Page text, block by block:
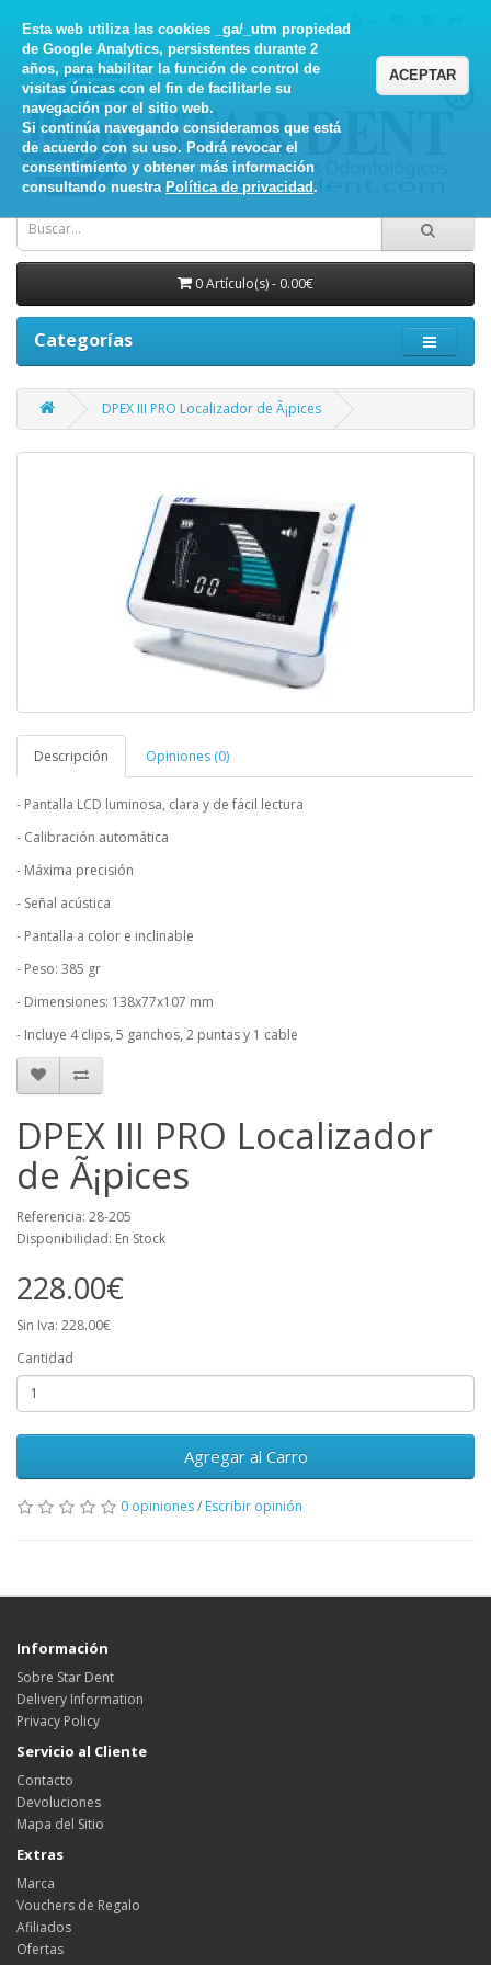
Esta web utiliza las cookies _ga/_utm propiedad
de Google Analytics, persistentes durante 2
años, para habilitar la función de control de
visitas únicas con el fin de facilitarle su
navegación por el sitio web.
Si continúa navegando consideramos que está
de acuerdo con su uso. Podrá revocar el
consentimiento y obtener más información
consultando nuestra Política de privacidad.
ACEPTAR
0 Artículo(s) - 0.00€
Categorías
DPEX III PRO Localizador de Ã¡pices
Descripción Opiniones (0)
- Pantalla LCD luminosa, clara y de fácil lectura
- Calibración automática
- Máxima precisión
- Señal acústica
- Pantalla a color e inclinable
- Peso: 385 gr
- Dimensiones: 138x77x107 mm
- Incluye 4 clips, 5 ganchos, 2 puntas y 1 cable
DPEX III PRO Localizador
de Ã¡pices
Referencia: 28-205
Disponibilidad: En Stock
228.00€
Sin Iva: 228.00€
Cantidad
Agregar al Carro
0 opiniones/ Escribir opinión
Información
Sobre Star Dent
Delivery Information
Privacy Policy
Servicio al Cliente
Contacto
Devoluciones
Mapa del Sitio
Extras
Marca
Vouchers de Regalo
Afiliados
Ofertas